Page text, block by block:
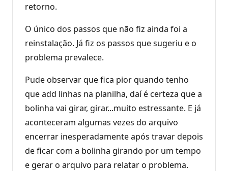
retorno.
O único dos passos que não fiz ainda foi a
reinstalação. Já fiz os passos que sugeriu e o
problema prevalece.
Pude observar que fica pior quando tenho
que add linhas na planilha, daí é certeza que a
bolinha vai girar, girar...muito estressante. E já
aconteceram algumas vezes do arquivo
encerrar inesperadamente após travar depois
de ficar com a bolinha girando por um tempo
e gerar o arquivo para relatar o problema.